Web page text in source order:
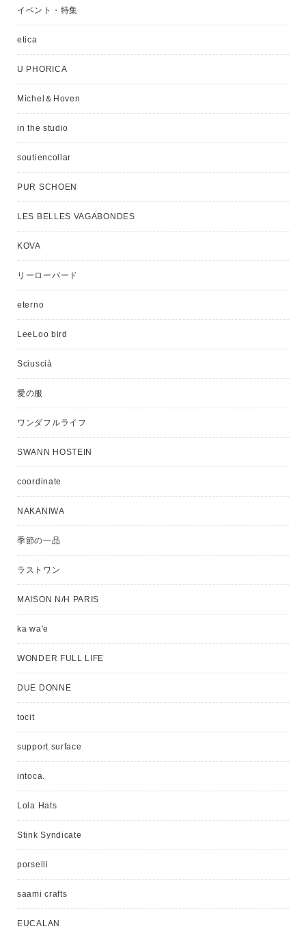
イベント・特集
etica
U PHORICA
Michel＆Hoven
in the studio
soutiencollar
PUR SCHOEN
LES BELLES VAGABONDES
KOVA
リーローバード
eterno
LeeLoo bird
Sciuscià
愛の服
ワンダフルライフ
SWANN HOSTEIN
coordinate
NAKANIWA
季節の一品
ラストワン
MAISON N/H PARIS
ka wa'e
WONDER FULL LIFE
DUE DONNE
tocit
support surface
intoca.
Lola Hats
Stink Syndicate
porselli
saami crafts
EUCALAN